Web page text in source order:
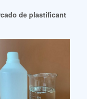
y buena calidad
de plastificantes